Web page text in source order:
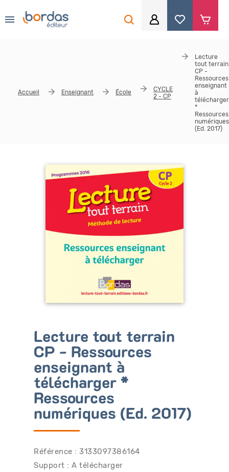
Se souvenir de moi
Mot de passe ou identifiant oublié
Bénéficiez de tarifs préférentiels
Téléchargez des ressources gratuites
Recevez des informations sur nos nouveautés
Accueil Enseignant École
CYCLE
2 - CP
Lecture
tout terrain
CP -
Ressources
enseignant
à
télécharger
*
Ressources
numériques
(Ed. 2017)
Lecture tout terrain
CP - Ressources
enseignant à
télécharger *
Ressources
numériques (Ed. 2017)
Référence : 3133097386164
Support : A télécharger